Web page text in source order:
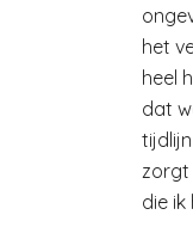
het
heel
dat
zorgt
die ik